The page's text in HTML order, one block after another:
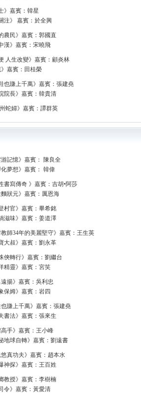
》嘉賓：韓星
注》 嘉賓：於全興
農民》嘉賓：郭國直
漢》嘉賓：宋曉飛
人生改變》嘉賓：顧炎林
嘉賓：田桂榮
也賺上千萬》嘉賓：張建堯
院長》嘉賓：韓貴清
蛇婦》嘉賓：譚群英
記憶》嘉賓： 陳良全
夢想》嘉賓： 韓偉
書寫傳奇 》嘉賓：吉胡•阿莎
狀元》嘉賓：厲恩海
村官》嘉賓：畢希銘
滋味》嘉賓：姜道澤
師34年的美麗堅守》嘉賓：王生英
大叔》嘉賓：劉永革
俠轉行》嘉賓：劉繼台
精靈》嘉賓：宮笑
揚》嘉賓：吳利忠
保姆》嘉賓：岩四
賺上千萬》嘉賓：張建堯
書法》嘉賓：張來生
手》嘉賓：王小峰
地球自轉》嘉賓：劉遠書
真功夫》嘉賓：趙本水
神探》嘉賓：王百姓
教授》嘉賓：李樹楠
令》嘉賓：黃愛清